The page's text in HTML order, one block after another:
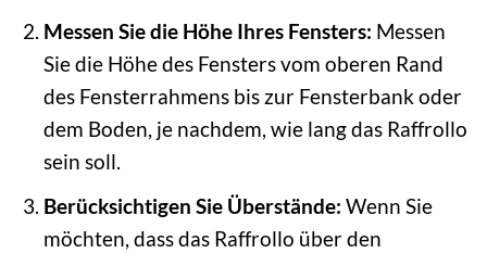
Messen Sie die Höhe Ihres Fensters: Messen
Sie die Höhe des Fensters vom oberen Rand
des Fensterrahmens bis zur Fensterbank oder
dem Boden, je nachdem, wie lang das Raffrollo
sein soll.
Berücksichtigen Sie Überstände: Wenn Sie
möchten, dass das Raffrollo über den